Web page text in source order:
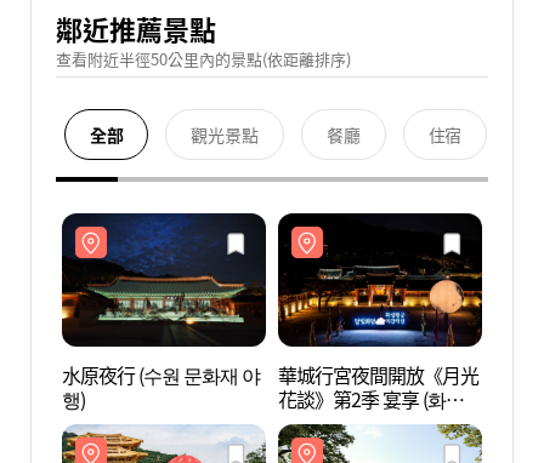
鄰近推薦景點
查看附近半徑50公里內的景點(依距離排序)
全部 觀光景點 餐廳 住宿
水原夜行 (수원 문화재 야
행)
華城行宮夜間開放《月光
花談》第2季 宴享 (화성
행궁 야간개장 시즌2 : 연
향)